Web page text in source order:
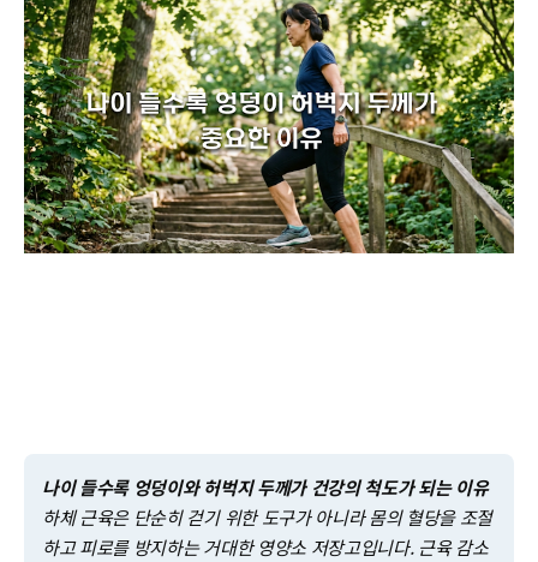
나이 들수록 엉덩이와 허벅지 두께가 건강의 척도가 되는 이유
하체 근육은 단순히 걷기 위한 도구가 아니라 몸의 혈당을 조절
하고 피로를 방지하는 거대한 영양소 저장고입니다. 근육 감소